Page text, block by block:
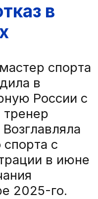
в
спорта
в
России с
с
в июне
2025-го.